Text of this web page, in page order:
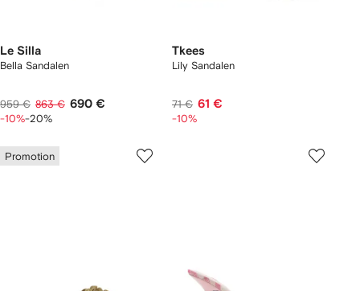
Le Silla
Bella Sandalen
959 € 863 € 690 €
-10%-20%
Tkees
Lily Sandalen
71 € 61 €
-10%
Promotion